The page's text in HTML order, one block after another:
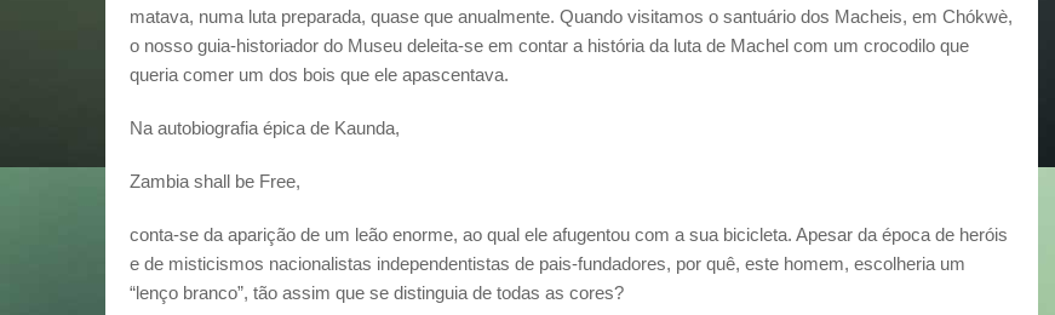
matava, numa luta preparada, quase que anualmente. Quando visitamos o santuário dos Macheis, em Chókwè,
o nosso guia-historiador do Museu deleita-se em contar a história da luta de Machel com um crocodilo que
queria comer um dos bois que ele apascentava.
Na autobiografia épica de Kaunda,
Zambia shall be Free,
conta-se da aparição de um leão enorme, ao qual ele afugentou com a sua bicicleta. Apesar da época de heróis
e de misticismos nacionalistas independentistas de pais-fundadores, por quê, este homem, escolheria um
“lenço branco”, tão assim que se distinguia de todas as cores?